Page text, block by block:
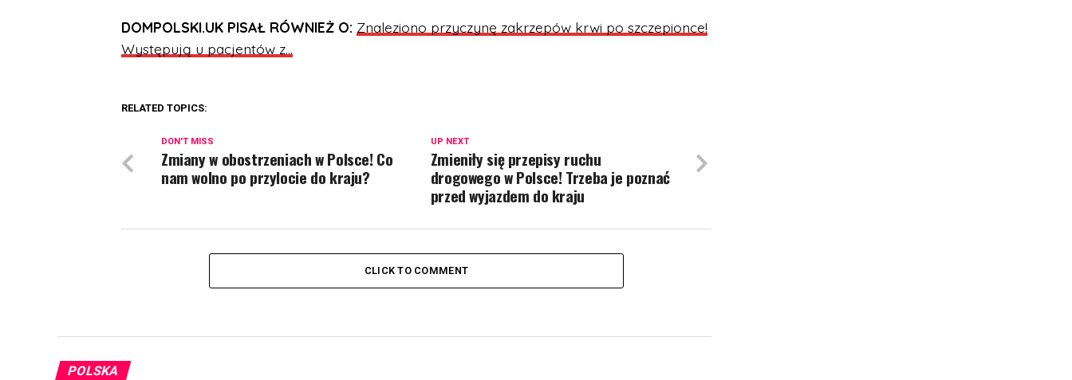
DOMPOLSKI.UK PISAŁ RÓWNIEŻ O: Znaleziono przyczynę zakrzepów krwi po szczepionce!
Występują u pacjentów z…
RELATED TOPICS:
UP NEXT
Zmieniły się przepisy ruchu
drogowego w Polsce! Trzeba je poznać
przed wyjazdem do kraju
DON'T MISS
Zmiany w obostrzeniach w Polsce! Co
nam wolno po przylocie do kraju?
CLICK TO COMMENT
POLSKA